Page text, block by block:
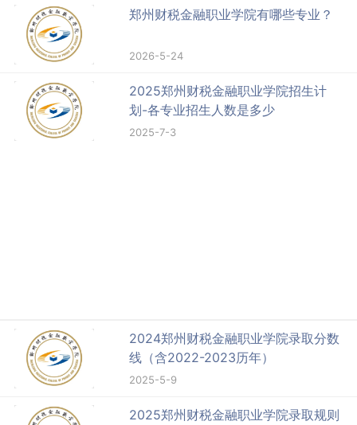
郑州财税金融职业学院有哪些专业？
2026-5-24
2025郑州财税金融职业学院招生计
划-各专业招生人数是多少
2025-7-3
2024郑州财税金融职业学院录取分数
线（含2022-2023历年）
2025-5-9
2025郑州财税金融职业学院录取规则